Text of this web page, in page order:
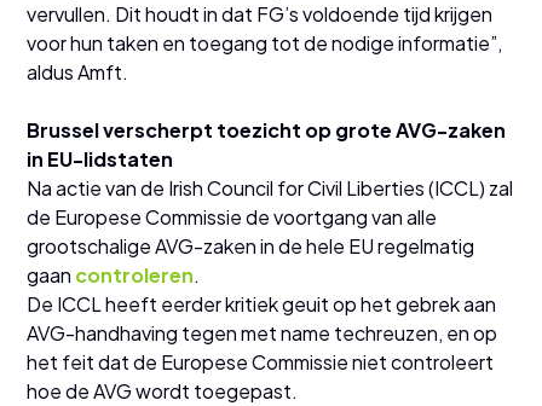
vervullen. Dit houdt in dat FG’s voldoende tijd krijgen
voor hun taken en toegang tot de nodige informatie”,
aldus Amft.
Brussel verscherpt toezicht op grote AVG-zaken
in EU-lidstaten
Na actie van de Irish Council for Civil Liberties (ICCL) zal
de Europese Commissie de voortgang van alle
grootschalige AVG-zaken in de hele EU regelmatig
gaan controleren.
De ICCL heeft eerder kritiek geuit op het gebrek aan
AVG-handhaving tegen met name techreuzen, en op
het feit dat de Europese Commissie niet controleert
hoe de AVG wordt toegepast.